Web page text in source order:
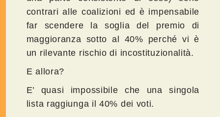
contrari alle coalizioni ed è impensabile
far scendere la soglia del premio di
maggioranza sotto al 40% perché vi è
un rilevante rischio di incostituzionalità.
E allora?
E’ quasi impossibile che una singola
lista raggiunga il 40% dei voti.